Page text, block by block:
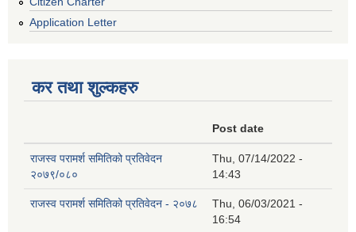
Application Letter
कर तथा शुल्कहरु
Post date
राजस्व परामर्श समितिको प्रतिवेदन
२०७९/०८०
Thu, 07/14/2022 -
14:43
राजस्व परामर्श समितिको प्रतिवेदन - २०७८
Thu, 06/03/2021 -
16:54